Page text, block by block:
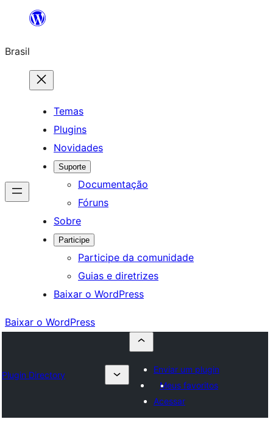
o
conteúdo
Brasil
Temas
Plugins
Novidades
Suporte
Documentação
Fóruns
Sobre
Participe
Participe da comunidade
Guias e diretrizes
Baixar o WordPress
Baixar o WordPress
Plugin Directory
Enviar um plugin
Meus favoritos
Acessar